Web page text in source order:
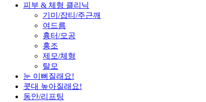
피부 & 체형 클리닉
기미/잡티/주근깨
여드름
흉터/모공
홍조
제모/체형
탈모
눈 이뻐질래요!
콧대 높아질래요!
동안/리프팅